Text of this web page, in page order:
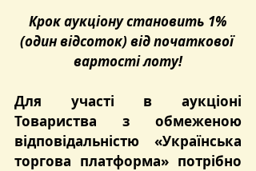
Крок аукціону становить 1%
(один відсоток) від початкової
вартості лоту!
Для участі в аукціоні
Товариства з обмеженою
відповідальністю «Українська
торгова платформа» потрібно